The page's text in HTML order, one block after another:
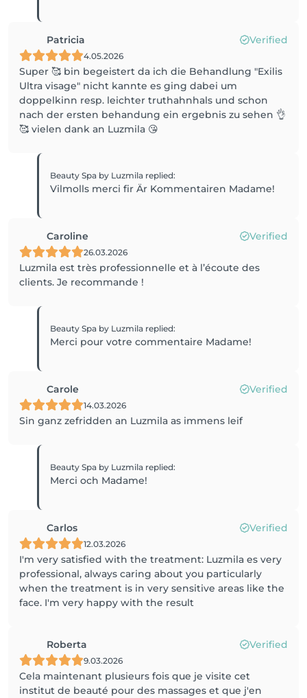
Patricia Verified
4.05.2026
Super 🥰 bin begeistert da ich die Behandlung "Exilis
Ultra visage" nicht kannte es ging dabei um
doppelkinn resp. leichter truthahnhals und schon
nach der ersten behandung ein ergebnis zu sehen 👌
🥰 vielen dank an Luzmila 😘
Beauty Spa by Luzmila replied:
Vilmolls merci fir Är Kommentairen Madame!
Caroline Verified
26.03.2026
Luzmila est très professionnelle et à l’écoute des
clients. Je recommande !
Beauty Spa by Luzmila replied:
Merci pour votre commentaire Madame!
Carole Verified
14.03.2026
Sin ganz zefridden an Luzmila as immens leif
Beauty Spa by Luzmila replied:
Merci och Madame!
Carlos Verified
12.03.2026
I'm very satisfied with the treatment: Luzmila es very
professional, always caring about you particularly
when the treatment is in very sensitive areas like the
face. I'm very happy with the result
Roberta Verified
9.03.2026
Cela maintenant plusieurs fois que je visite cet
institut de beauté pour des massages et que j'en